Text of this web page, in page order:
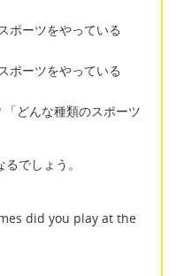
ーツをやっている
ーツをやっている
どんな種類のスポーツ
でしょう。
did you play at the